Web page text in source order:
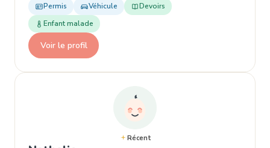
Permis Véhicule
Devoirs
Enfant malade
Voir le profil
Récent